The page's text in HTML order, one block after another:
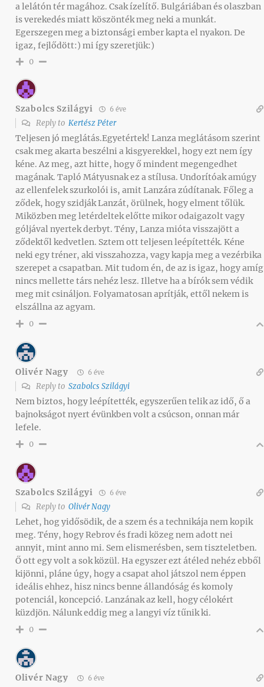
a lelátón tér magához. Csak ízelítő. Bulgáriában és olaszban
is verekedés miatt köszönték meg neki a munkát.
Egerszegen meg a biztonsági ember kapta el nyakon. De
igaz, fejlődött:) mi így szeretjük:)
0
Szabolcs Szilágyi 6 éve
Reply to Kertész Péter
Teljesen jó meglátás.Egyetértek! Lanza meglátásom szerint
csak meg akarta beszélni a kisgyerekkel, hogy ezt nem így
kéne. Az meg, azt hitte, hogy ő mindent megengedhet
magának. Tapló Mátyusnak ez a stílusa. Undorítóak amúgy
az ellenfelek szurkolói is, amit Lanzára zúdítanak. Főleg a
ződek, hogy szidják Lanzát, örülnek, hogy elment tőlük.
Miközben meg letérdeltek előtte mikor odaigazolt vagy
góljával nyertek derbyt. Tény, Lanza mióta visszajött a
ződektől kedvetlen. Sztem ott teljesen leépítették. Kéne
neki egy tréner, aki visszahozza, vagy kapja meg a vezérbika
szerepet a csapatban. Mit tudom én, de az is igaz, hogy amíg
nincs mellette társ nehéz lesz. Illetve ha a bírók sem védik
meg mit csináljon. Folyamatosan aprítják, ettől nekem is
elszállna az agyam.
0
Olivér Nagy 6 éve
Reply to Szabolcs Szilágyi
Nem biztos, hogy leépítették, egyszerűen telik az idő, ő a
bajnokságot nyert évünkben volt a csúcson, onnan már
lefele.
0
Szabolcs Szilágyi 6 éve
Reply to Olivér Nagy
Lehet, hog yidősödik, de a szem és a technikája nem kopik
meg. Tény, hogy Rebrov és fradi közeg nem adott nei
annyit, mint anno mi. Sem elismerésben, sem tiszteletben.
Ő ott egy volt a sok közül. Ha egyszer ezt átéled nehéz ebből
kijönni, pláne úgy, hogy a csapat ahol játszol nem éppen
ideális ehhez, hisz nincs benne állandóság és komoly
potenciál, koncepció. Lanzának az kell, hogy célokért
küzdjön. Nálunk eddig meg a langyi víz tűnik ki.
0
Olivér Nagy 6 éve